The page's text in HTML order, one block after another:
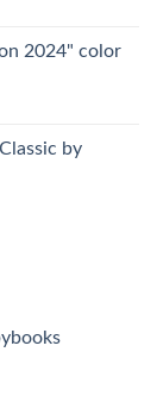
2024" color
by